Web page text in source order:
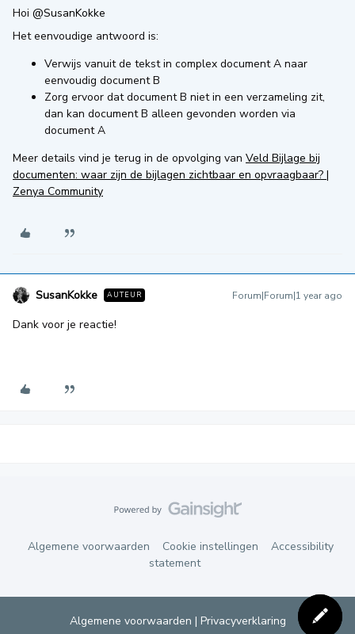
Hoi ​ @SusanKokke
Het eenvoudige antwoord is:
Verwijs vanuit de tekst in complex document A naar
eenvoudig document B
Zorg ervoor dat document B niet in een verzameling zit,
dan kan document B alleen gevonden worden via
document A
Meer details vind je terug in de opvolging van Veld Bijlage bij
documenten: waar zijn de bijlagen zichtbaar en opvraagbaar? |
Zenya Community
SusanKokke AUTEUR Forum|Forum|1 year ago
Dank voor je reactie!
Algemene voorwaarden Cookie instellingen
Accessibility
statement
Algemene voorwaarden | Privacyverklaring